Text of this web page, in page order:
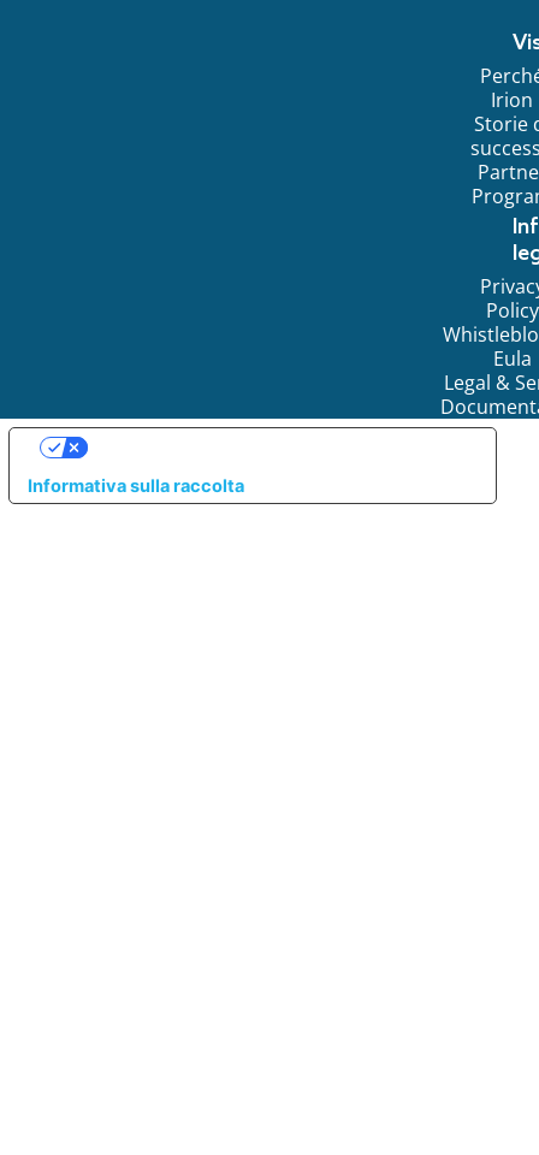
Irion
Storie
Policy
Eula
Legal &
Informativa sulla raccolta